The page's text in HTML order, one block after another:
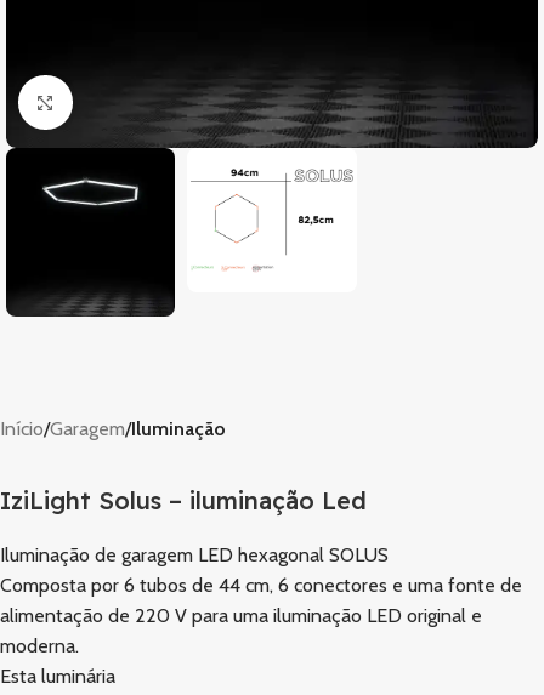
Clique para ampliar
Início Garagem Iluminação
IziLight Solus – iluminação Led
Iluminação de garagem LED hexagonal SOLUS
Composta por 6 tubos de 44 cm, 6 conectores e uma fonte de
alimentação de 220 V para uma iluminação LED original e
moderna.
Esta luminária